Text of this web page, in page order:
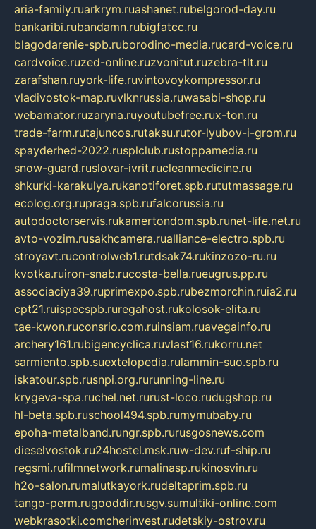
aria-family.ruarkrym.ruashanet.rubelgorod-day.ru
bankaribi.rubandamn.rubigfatcc.ru
blagodarenie-spb.ruborodino-media.rucard-voice.ru
cardvoice.ruzed-online.ruzvonitut.ruzebra-tlt.ru
zarafshan.ruyork-life.ruvintovoykompressor.ru
vladivostok-map.ruvlknrussia.ruwasabi-shop.ru
webamator.ruzaryna.ruyoutubefree.rux-ton.ru
trade-farm.rutajuncos.rutaksu.rutor-lyubov-i-grom.ru
spayderhed-2022.rusplclub.rustoppamedia.ru
snow-guard.ruslovar-ivrit.rucleanmedicine.ru
shkurki-karakulya.rukanotiforet.spb.rututmassage.ru
ecolog.org.rupraga.spb.rufalcorussia.ru
autodoctorservis.rukamertondom.spb.runet-life.net.ru
avto-vozim.rusakhcamera.rualliance-electro.spb.ru
stroyavt.rucontrolweb1.rutdsak74.rukinzozo-ru.ru
kvotka.ruiron-snab.rucosta-bella.rueugrus.pp.ru
associaciya39.ruprimexpo.spb.rubezmorchin.ruia2.ru
cpt21.ruispecspb.ruregahost.rukolosok-elita.ru
tae-kwon.ruconsrio.com.ruinsiam.ruavegainfo.ru
archery161.rubigencyclica.ruvlast16.rukorru.net
sarmiento.spb.suextelopedia.rulammin-suo.spb.ru
iskatour.spb.rusnpi.org.rurunning-line.ru
krygeva-spa.ruchel.net.rurust-loco.rudugshop.ru
hl-beta.spb.ruschool494.spb.rumymubaby.ru
epoha-metalband.rungr.spb.rurusgosnews.com
dieselvostok.ru24hostel.msk.ruw-dev.ruf-ship.ru
regsmi.rufilmnetwork.rumalinasp.rukinosvin.ru
h2o-salon.rumalutkayork.rudeltaprim.spb.ru
tango-perm.rugooddir.rusgv.sumultiki-online.com
webkrasotki.comcherinvest.rudetskiy-ostrov.ru